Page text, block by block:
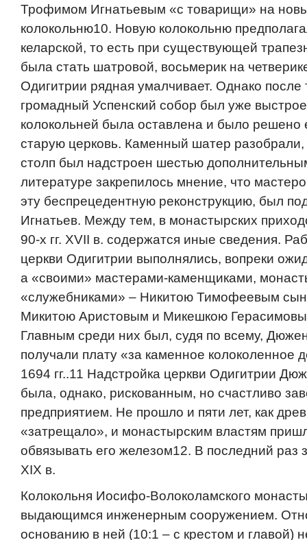
Трофимом Игнатьевым «с товарищи» на
колокольню10. Новую колокольню
келарской, то есть при существующей
была стать шатровой, восьмерик на
Одигитрии рядная умалчивает. Однако после
громадный Успенский собор был уже
колокольней была оставлена и было решено
старую церковь. Каменный шатер
столп был надстроен шестью
литературе закрепилось мнение, что
эту беспрецедентную реконструкцию, был
Игнатьев. Между тем, в монастырских
90-х гг. XVII в. содержатся иные сведения.
церкви Одигитрии выполнялись, вопреки
а «своими» мастерами-каменщиками,
«служебниками» – Никитою Тимофеевым
Микитою Аристовым и Микешкою
Главным среди них был, судя по всему,
получали плату «за каменное колоколенное
1694 гг..11 Надстройка церкви Одигитрии
была, однако, рискованным, но счастливо
предприятием. Не прошло и пяти лет, как
«затрещало», и монастырским властям
обвязывать его железом12. В последний раз
XIX в.
Колокольня Иосифо-Волоколамского
выдающимся инженерным сооружением.
основанию в ней (10:1 – с крестом и главой)